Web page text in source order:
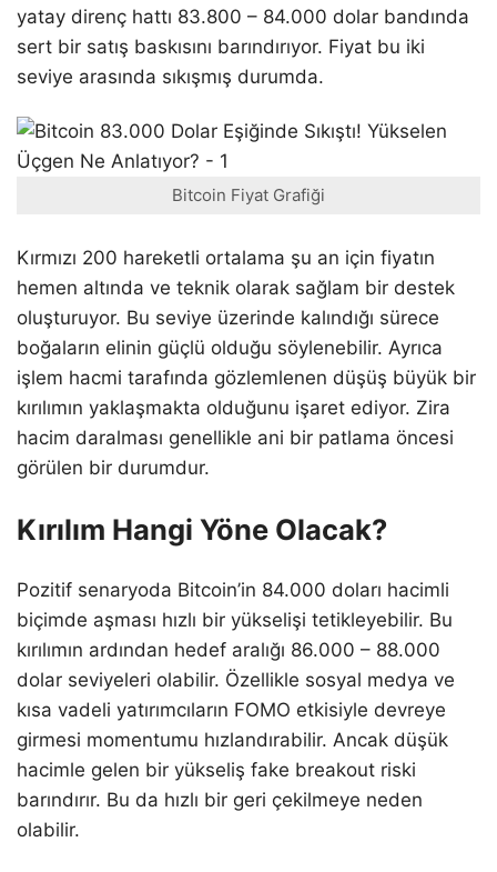
yatay direnç hattı 83.800 – 84.000 dolar bandında
sert bir satış baskısını barındırıyor. Fiyat bu iki
seviye arasında sıkışmış durumda.
Bitcoin Fiyat Grafiği
Kırmızı 200 hareketli ortalama şu an için fiyatın
hemen altında ve teknik olarak sağlam bir destek
oluşturuyor. Bu seviye üzerinde kalındığı sürece
boğaların elinin güçlü olduğu söylenebilir. Ayrıca
işlem hacmi tarafında gözlemlenen düşüş büyük bir
kırılımın yaklaşmakta olduğunu işaret ediyor. Zira
hacim daralması genellikle ani bir patlama öncesi
görülen bir durumdur.
Kırılım Hangi Yöne Olacak?
Pozitif senaryoda Bitcoin’in 84.000 doları hacimli
biçimde aşması hızlı bir yükselişi tetikleyebilir. Bu
kırılımın ardından hedef aralığı 86.000 – 88.000
dolar seviyeleri olabilir. Özellikle sosyal medya ve
kısa vadeli yatırımcıların FOMO etkisiyle devreye
girmesi momentumu hızlandırabilir. Ancak düşük
hacimle gelen bir yükseliş fake breakout riski
barındırır. Bu da hızlı bir geri çekilmeye neden
olabilir.